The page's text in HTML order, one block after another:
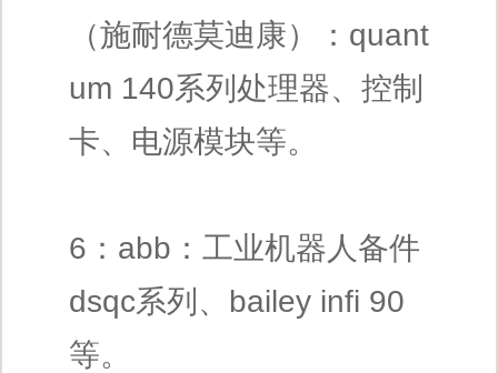
（施耐德莫迪康）：quant
um 140系列处理器、控制
卡、电源模块等。
6：abb：工业机器人备件
dsqc系列、bailey infi 90
等。